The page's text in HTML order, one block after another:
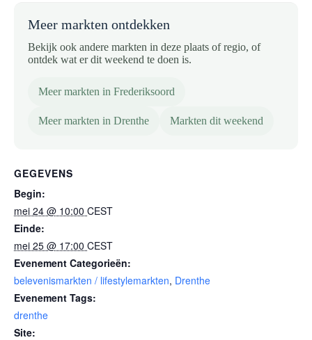
Meer markten ontdekken
Bekijk ook andere markten in deze plaats of regio, of
ontdek wat er dit weekend te doen is.
Meer markten in Frederiksoord
Meer markten in Drenthe Markten dit weekend
GEGEVENS
Begin:
mei 24 @ 10:00 CEST
Einde:
mei 25 @ 17:00 CEST
Evenement Categorieën:
belevenismarkten / lifestylemarkten, Drenthe
Evenement Tags:
drenthe
Site: